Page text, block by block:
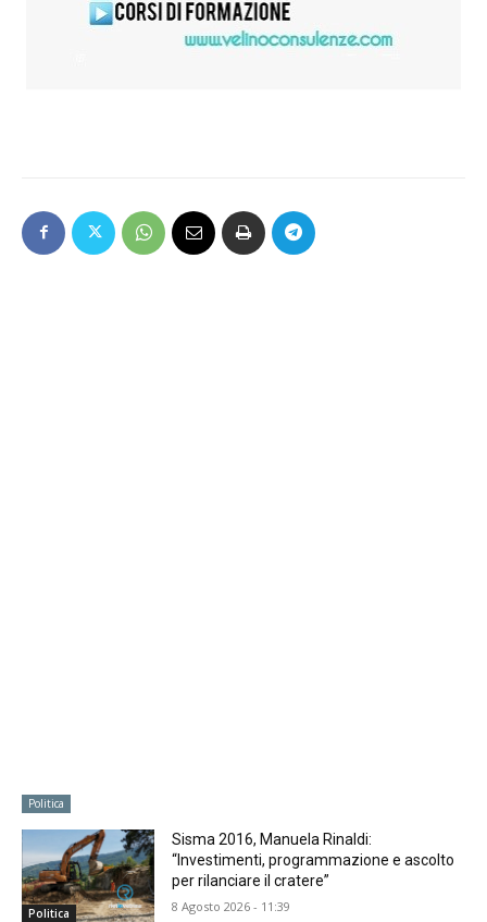
Politica
Politica
Sisma 2016, Manuela Rinaldi:
“Investimenti, programmazione e ascolto
per rilanciare il cratere”
8 Agosto 2026 - 11:39